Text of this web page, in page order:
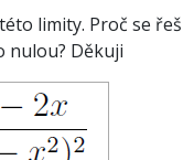
limity. Proč se
nulou? Děkuji